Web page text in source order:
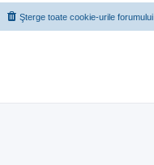
Şterge toate cookie-urile forumului